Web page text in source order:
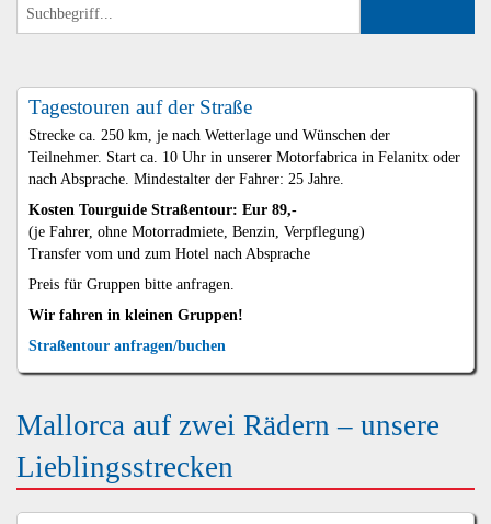
Tagestouren auf der Straße
Strecke ca. 250 km, je nach Wetterlage und Wünschen der
Teilnehmer. Start ca. 10 Uhr in unserer Motorfabrica in Felanitx oder
nach Absprache. Mindestalter der Fahrer: 25 Jahre.
Kosten Tourguide Straßentour: Eur 89,-
(je Fahrer, ohne Motorradmiete, Benzin, Verpflegung)
Transfer vom und zum Hotel nach Absprache
Preis für Gruppen bitte anfragen.
Wir fahren in kleinen Gruppen!
Straßentour anfragen/buchen
Mallorca auf zwei Rädern – unsere
Lieblingsstrecken